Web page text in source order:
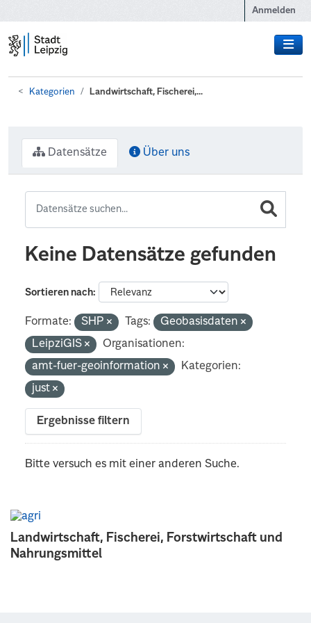
Anmelden
Kategorien Landwirtschaft, Fischerei,...
Landwirtschaft, Fischerei, Forstwirtschaft und
Nahrungsmittel
Datensätze Über uns
Keine Datensätze gefunden
Sortieren nach
Formate: SHP Tags:
Geobasisdaten
LeipziGIS
Organisationen:
amt-fuer-geoinformation
Kategorien:
just
Ergebnisse filtern
Bitte versuch es mit einer anderen Suche.